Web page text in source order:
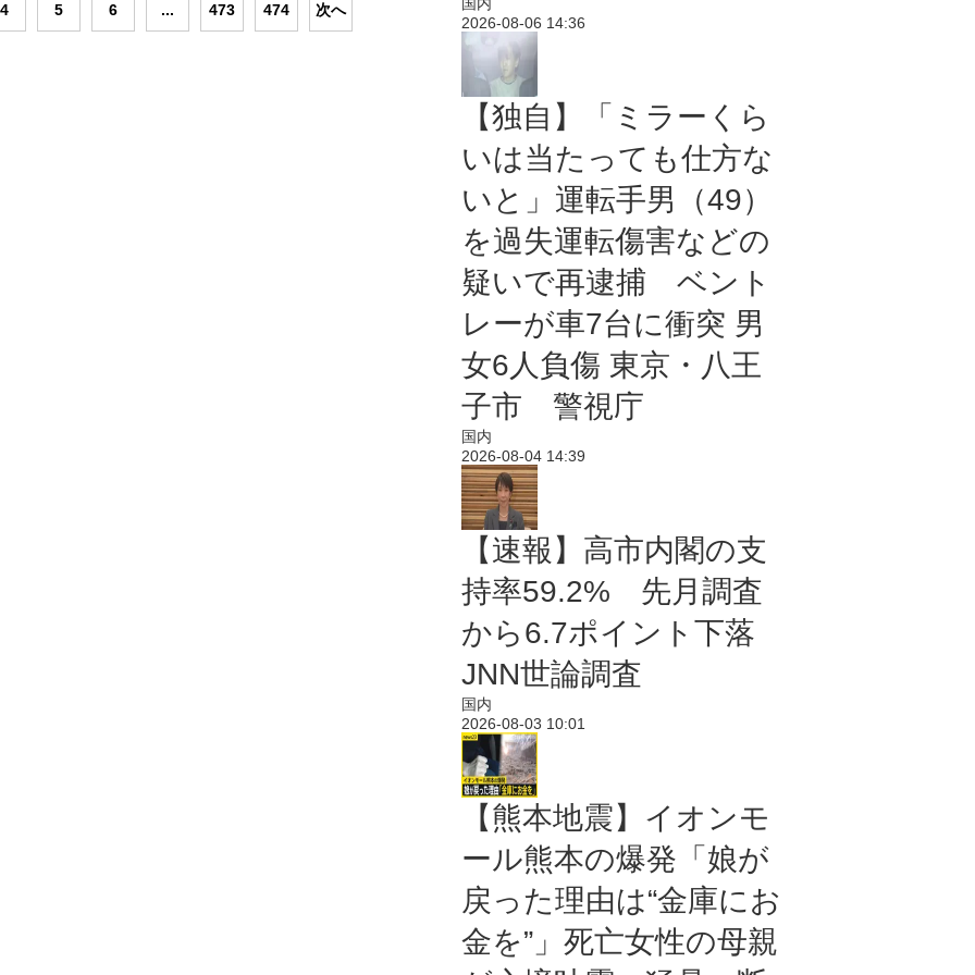
4 5 6 ... 473 474 次へ
2026-08-06 14:36
【独自】「ミラーくら
いは当たっても仕方な
いと」運転手男（49）
を過失運転傷害などの
疑いで再逮捕 ベント
レーが車7台に衝突 男
女6人負傷 東京・八王
子市 警視庁
国内
2026-08-04 14:39
【速報】高市内閣の支
持率59.2% 先月調査
から6.7ポイント下落
JNN世論調査
国内
2026-08-03 10:01
【熊本地震】イオンモ
ール熊本の爆発「娘が
戻った理由は“金庫にお
金を”」死亡女性の母親